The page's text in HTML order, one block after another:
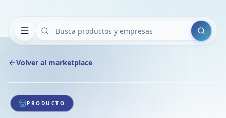
Buscar
Volver al marketplace
1/1
PRODUCTO